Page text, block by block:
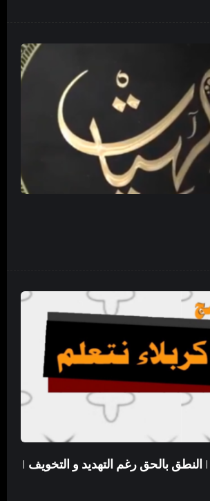
النطق بالحق رغم التهديد و التخويف |